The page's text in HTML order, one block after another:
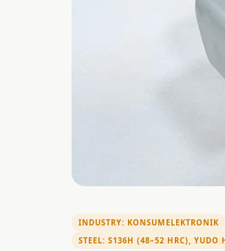
INDUSTRY: KONSUMELEKTRONIK
STEEL: S136H (48–52 HRC), YUDO